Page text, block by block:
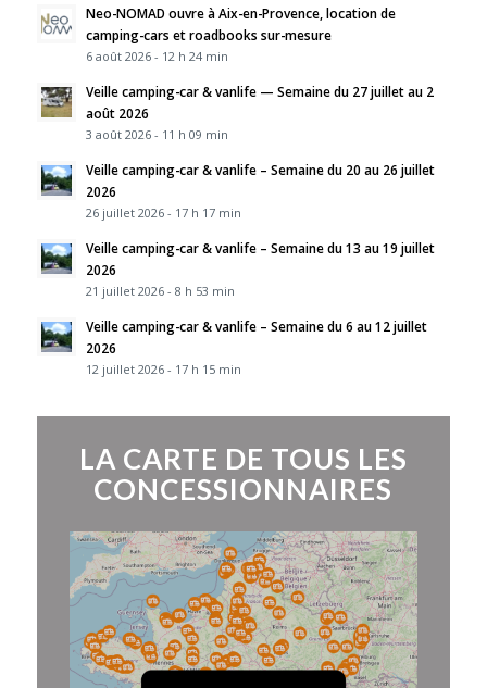
Neo-NOMAD ouvre à Aix-en-Provence, location de
camping-cars et roadbooks sur-mesure
6 août 2026 - 12 h 24 min
Veille camping-car & vanlife — Semaine du 27 juillet au 2
août 2026
3 août 2026 - 11 h 09 min
Veille camping-car & vanlife – Semaine du 20 au 26 juillet
2026
26 juillet 2026 - 17 h 17 min
Veille camping-car & vanlife – Semaine du 13 au 19 juillet
2026
21 juillet 2026 - 8 h 53 min
Veille camping-car & vanlife – Semaine du 6 au 12 juillet
2026
12 juillet 2026 - 17 h 15 min
LA CARTE DE TOUS LES
CONCESSIONNAIRES